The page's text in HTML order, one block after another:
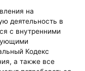
на
деятельность в
с внутренними
Кодекс
а также все